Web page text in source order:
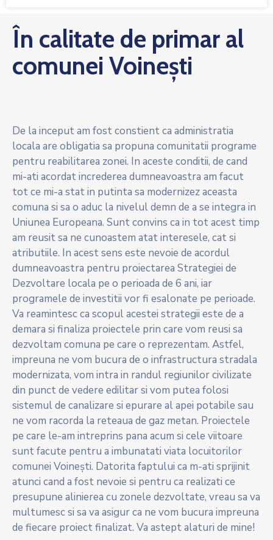
În calitate de primar al
comunei Voinești
De la inceput am fost constient ca administratia
locala are obligatia sa propuna comunitatii programe
pentru reabilitarea zonei. In aceste conditii, de cand
mi-ati acordat increderea dumneavoastra am facut
tot ce mi-a stat in putinta sa modernizez aceasta
comuna si sa o aduc la nivelul demn de a se integra in
Uniunea Europeana. Sunt convins ca in tot acest timp
am reusit sa ne cunoastem atat interesele, cat si
atributiile. In acest sens este nevoie de acordul
dumneavoastra pentru proiectarea Strategiei de
Dezvoltare locala pe o perioada de 6 ani, iar
programele de investitii vor fi esalonate pe perioade.
Va reamintesc ca scopul acestei strategii este de a
demara si finaliza proiectele prin care vom reusi sa
dezvoltam comuna pe care o reprezentam. Astfel,
impreuna ne vom bucura de o infrastructura stradala
modernizata, vom intra in randul regiunilor civilizate
din punct de vedere edilitar si vom putea folosi
sistemul de canalizare si epurare al apei potabile sau
ne vom racorda la reteaua de gaz metan. Proiectele
pe care le-am intreprins pana acum si cele viitoare
sunt facute pentru a imbunatati viata locuitorilor
comunei Voinești. Datorita faptului ca m-ati sprijinit
atunci cand a fost nevoie si pentru ca realizati ce
presupune alinierea cu zonele dezvoltate, vreau sa va
multumesc si sa va asigur ca ne vom bucura impreuna
de fiecare proiect finalizat. Va astept alaturi de mine!